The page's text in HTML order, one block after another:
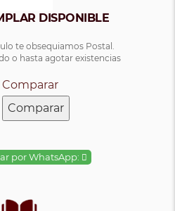
DISPONIBLE
te obsequiamos Postal.
o hasta agotar existencias
Comparar
Comparar
por WhatsApp: